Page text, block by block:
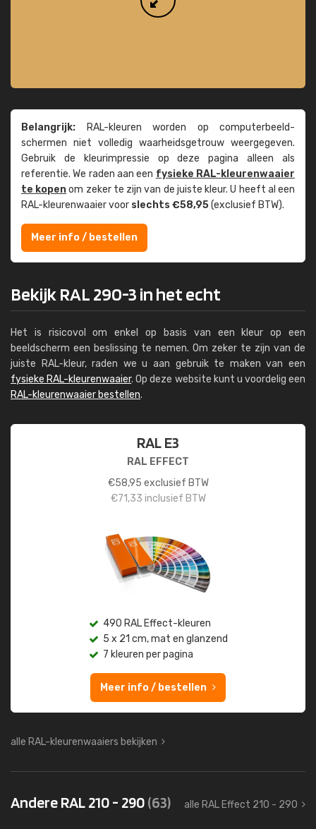
Belangrijk: RAL-kleuren worden op computer­beeld­
schermen niet volledig waarheids­­getrouw weer­gegeven.
Gebruik de kleur­impressie op deze pagina alleen als
referentie. We raden aan een fysieke RAL-kleuren­waaier
te kopenom zeker te zijn van de juiste kleur. U heeft al een
RAL-kleuren­waaier voor slechts €58,95(exclusief BTW).
Meer info / bestellen
Bekijk RAL 290-3 in het echt
Het is risicovol om enkel op basis van een kleur op een
beeldscherm een beslissing te nemen. Om zeker te zijn van de
juiste RAL-kleur, raden we u aan gebruik te maken van een
fysieke RAL-kleurenwaaier. Op deze website kunt u voordelig een
RAL-kleurenwaaier bestellen.
RAL E3
RAL EFFECT
€58,95 exclusief BTW
€71,33 inclusief BTW
490 RAL Effect-kleuren
5 x 21 cm, mat en glanzend
7 kleuren per pagina
Meer info / bestellen
alle RAL-kleurenwaaiers bekijken
Andere RAL 210 - 290(63) alle RAL Effect 210 - 290